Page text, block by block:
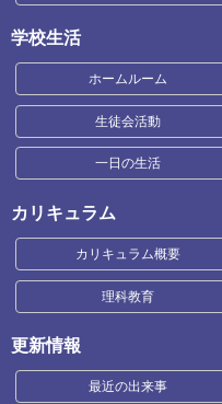
学校生活
ホームルーム
生徒会活動
一日の生活
カリキュラム
カリキュラム概要
理科教育
更新情報
最近の出来事